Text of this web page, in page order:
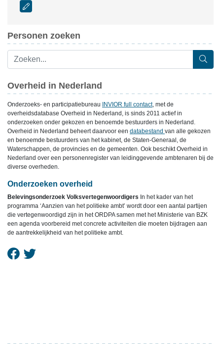
Personen zoeken
Overheid in Nederland
Onderzoeks- en participatiebureau INVIOR full contact, met de
overheidsdatabase Overheid in Nederland, is sinds 2011 actief in
onderzoeken onder gekozen en benoemde bestuurders in Nederland.
Overheid in Nederland beheert daarvoor een databestand van alle gekozen
en benoemde bestuurders van het kabinet, de Staten-Generaal, de
Waterschappen, de provincies en de gemeenten. Ook beschikt Overheid in
Nederland over een personenregister van leidinggevende ambtenaren bij de
diverse overheden.
Onderzoeken overheid
Belevingsonderzoek Volksvertegenwoordigers In het kader van het
programma ‘Aanzien van het politieke ambt’ wordt door een aantal partijen
die vertegenwoordigd zijn in het ORDPA samen met het Ministerie van BZK
een agenda voorbereid met concrete activiteiten die moeten bijdragen aan
de aantrekkelijkheid van het politieke ambt.